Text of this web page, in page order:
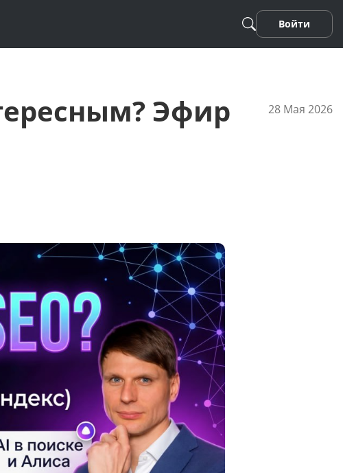
Фанфики
Скрипты
Генератор html-кода
Редактирование
Разбить текст
Сравнить два текста
Войти
Эфир
28 Мая 2026